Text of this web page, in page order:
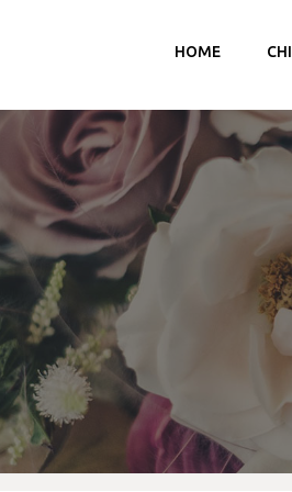
HOME
Account
Carrello
Checkout